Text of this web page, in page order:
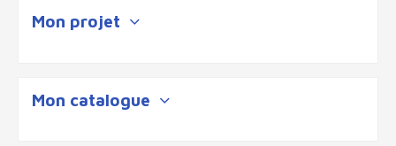
Mon projet
Mon catalogue